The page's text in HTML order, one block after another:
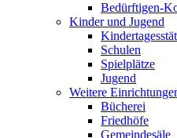
Bedürftigen-
Kinder und Jugend
Schulen
Spielplätze
Jugend
Weitere
Bücherei
Friedhöfe
Gemeindesäle